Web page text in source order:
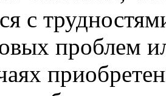
с
проблем